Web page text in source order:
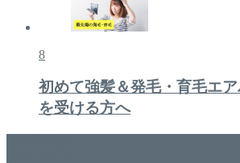
8
初めて強髪＆発毛・育毛エ
を受ける方へ